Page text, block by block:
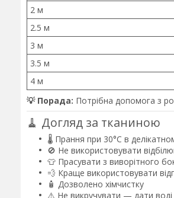
2 м
2.5 м
3 м
3.5 м
4 м
💡 Порада: Потрібна допомога з
🧹 Догляд за тканиною
🌡️ Прання при 30°C в
🚫 Не використовувати
👕 Прасувати з виворітного
💨 Краще використовувати
🧴 Дозволено хімчистку
⚠️ Не викручувати — дати воді